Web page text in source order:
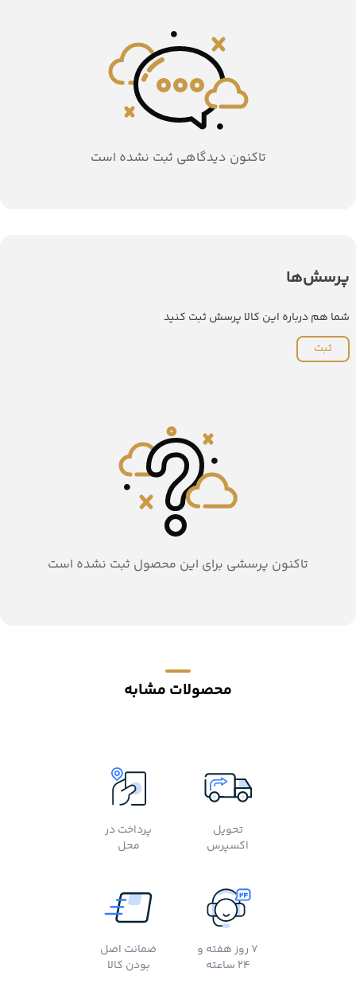
تاکنون دیدگاهی ثبت نشده است
پرسش‌ها
شما هم درباره این کالا پرسش ثبت کنید
ثبت
تاکنون پرسشی برای این محصول ثبت نشده است
محصولات مشابه
تحویل
اکسپرس
پرداخت در
محل
7 روز هفته و
24 ساعته
ضمانت اصل
بودن کالا